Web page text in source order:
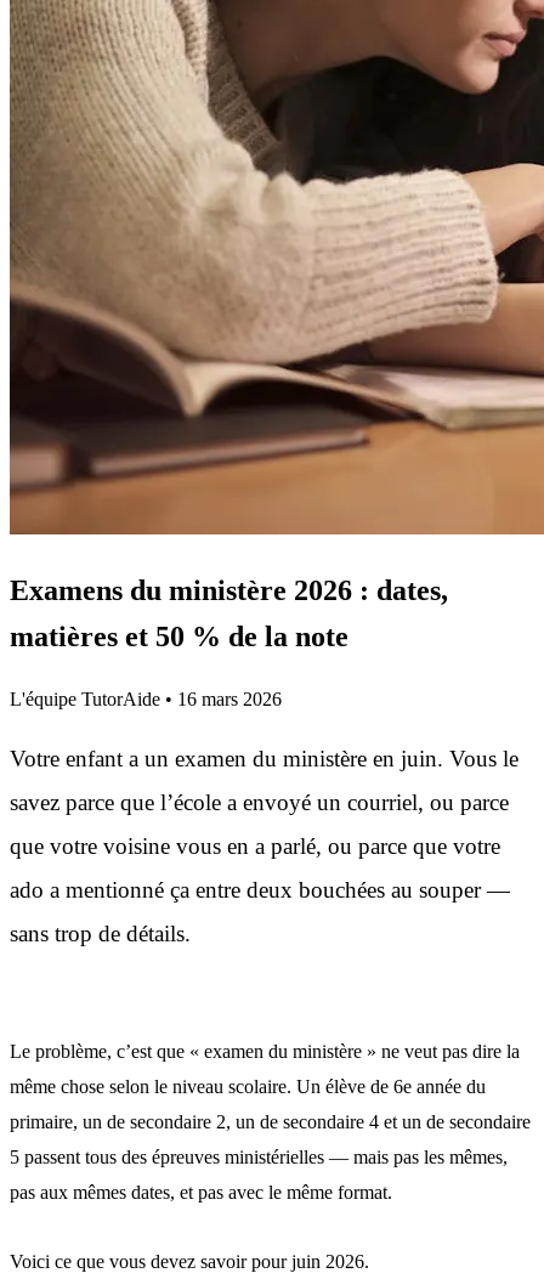
Examens du ministère 2026 : dates,
matières et 50 % de la note
L'équipe TutorAide • 16 mars 2026
Votre enfant a un examen du ministère en juin. Vous le
savez parce que l’école a envoyé un courriel, ou parce
que votre voisine vous en a parlé, ou parce que votre
ado a mentionné ça entre deux bouchées au souper —
sans trop de détails.
Le problème, c’est que « examen du ministère » ne veut pas dire la
même chose selon le niveau scolaire. Un élève de 6e année du
primaire, un de secondaire 2, un de secondaire 4 et un de secondaire
5 passent tous des épreuves ministérielles — mais pas les mêmes,
pas aux mêmes dates, et pas avec le même format.
Voici ce que vous devez savoir pour juin 2026.